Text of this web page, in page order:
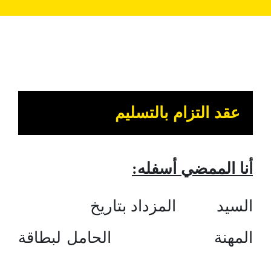
عقد التزام بالتسليم
أنا الممضي أسفله:
السيد المزداد بتاريخ
المهنة الحامل لبطاقة